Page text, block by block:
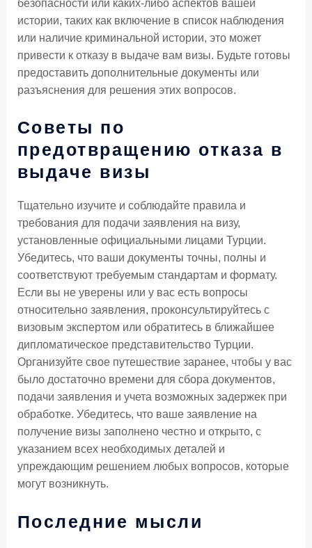
безопасности или каких-либо аспектов вашей
истории, таких как включение в список наблюдения
или наличие криминальной истории, это может
привести к отказу в выдаче вам визы. Будьте готовы
предоставить дополнительные документы или
разъяснения для решения этих вопросов.
Советы по
предотвращению отказа в
выдаче визы
Тщательно изучите и соблюдайте правила и
требования для подачи заявления на визу,
установленные официальными лицами Турции.
Убедитесь, что ваши документы точны, полны и
соответствуют требуемым стандартам и формату.
Если вы не уверены или у вас есть вопросы
относительно заявления, проконсультируйтесь с
визовым экспертом или обратитесь в ближайшее
дипломатическое представительство Турции.
Организуйте свое путешествие заранее, чтобы у вас
было достаточно времени для сбора документов,
подачи заявления и учета возможных задержек при
обработке. Убедитесь, что ваше заявление на
получение визы заполнено честно и открыто, с
указанием всех необходимых деталей и
упреждающим решением любых вопросов, которые
могут возникнуть.
Последние мысли